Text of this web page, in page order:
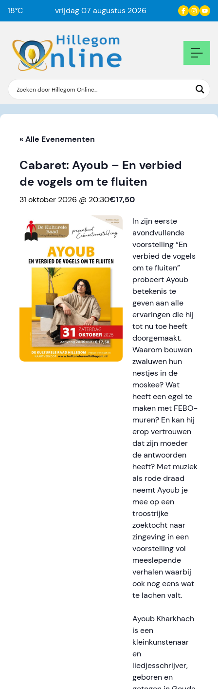
18°C vrijdag 07 augustus 2026
« Alle Evenementen
Cabaret: Ayoub – En verbied
de vogels om te fluiten
31 oktober 2026 @ 20:30€17,50
In zijn eerste
avondvullende
voorstelling “En
verbied de vogels
om te fluiten”
probeert Ayoub
betekenis te
geven aan alle
ervaringen die hij
tot nu toe heeft
doorgemaakt.
Waarom bouwen
zwaluwen hun
nestjes in de
moskee? Wat
heeft een egel te
maken met FEBO-
muren? En kan hij
erop vertrouwen
dat zijn moeder
de antwoorden
heeft? Met muziek
als rode draad
neemt Ayoub je
mee op een
troostrijke
zoektocht naar
zingeving in een
voorstelling vol
meeslepende
verhalen waarbij
ook nog eens wat
te lachen valt.
Ayoub Kharkhach
is een
kleinkunstenaar
en
liedjesschrijver,
geboren en